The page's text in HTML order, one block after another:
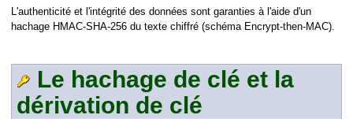
(URL)
L'authenticité et l'intégrité des données sont garanties à l'aide d'un
hachage HMAC-SHA-256 du texte chiffré (schéma Encrypt-then-MAC).
Le hachage de clé et la
dérivation de clé